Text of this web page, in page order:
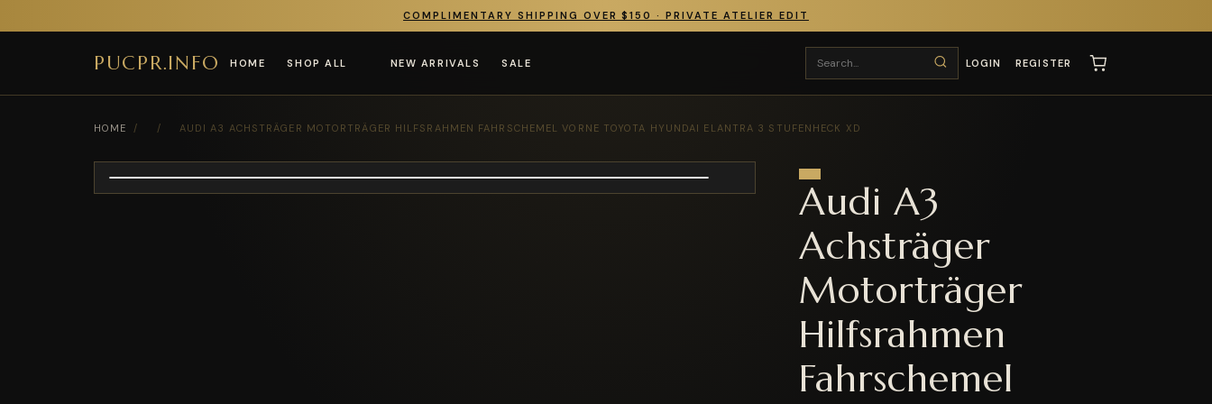
COMPLIMENTARY SHIPPING OVER $150 · PRIVATE ATELIER EDIT
PUCPR.INFO HOME SHOP ALL NEW ARRIVALS SALE LOGIN REGISTER
HOME / / AUDI A3 ACHSTRÄGER MOTORTRÄGER HILFSRAHMEN FAHRSCHEMEL VORNE TOYOTA HYUNDAI ELANTRA 3 STUFENHECK XD
Audi A3
Achsträger
Motorträger
Hilfsrahmen
Fahrschemel